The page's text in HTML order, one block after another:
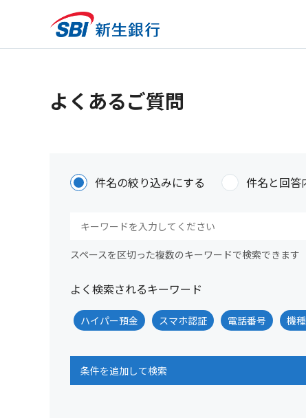
よくあるご質問
件名の絞り込みにする 件名と回答
スペースを区切った複数のキーワードで検索できます
よく検索されるキーワード
ハイパー預金 スマホ認証 電話番号 機
条件を追加して検索